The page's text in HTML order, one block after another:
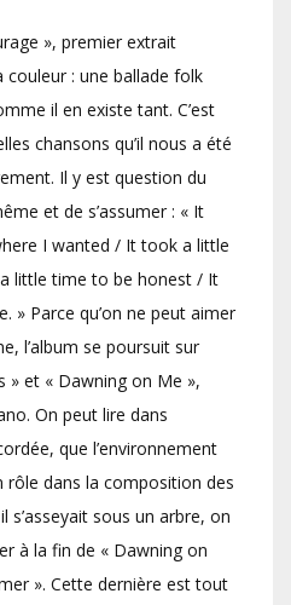
», premier extrait
: une ballade folk
il en existe tant. C’est
chansons qu’il nous a été
Il y est question du
et de s’assumer : « It
I wanted / It took a little
little time to be honest / It
» Parce qu’on ne peut aimer
l’album se poursuit sur
» et « Dawning on Me »,
On peut lire dans
que l’environnement
dans la composition des
s’asseyait sous un arbre, on
à la fin de « Dawning on
». Cette dernière est tout